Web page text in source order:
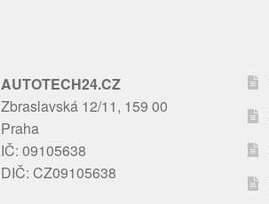
AUTOTECH24.CZ
Zbraslavská 12/11, 159 00
Praha
IČ: 09105638
DIČ: CZ09105638